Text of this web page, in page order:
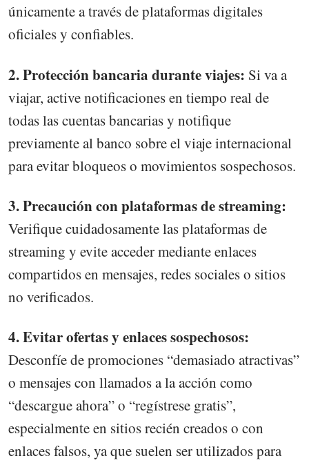
únicamente a través de plataformas digitales
oficiales y confiables.
2. Protección bancaria durante viajes: Si va a
viajar, active notificaciones en tiempo real de
todas las cuentas bancarias y notifique
previamente al banco sobre el viaje internacional
para evitar bloqueos o movimientos sospechosos.
3. Precaución con plataformas de streaming:
Verifique cuidadosamente las plataformas de
streaming y evite acceder mediante enlaces
compartidos en mensajes, redes sociales o sitios
no verificados.
4. Evitar ofertas y enlaces sospechosos:
Desconfíe de promociones “demasiado atractivas”
o mensajes con llamados a la acción como
“descargue ahora” o “regístrese gratis”,
especialmente en sitios recién creados o con
enlaces falsos, ya que suelen ser utilizados para